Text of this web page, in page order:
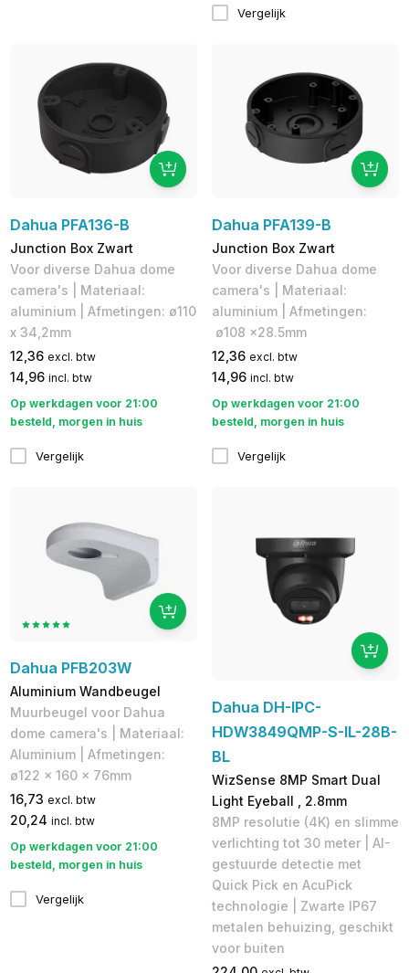
Vergelijk
Dahua PFA136-B
Junction Box Zwart
Voor diverse Dahua dome
camera's | Materiaal:
aluminium | Afmetingen: ø110
x 34,2mm
12,36 excl. btw
14,96 incl. btw
Op werkdagen voor 21:00
besteld, morgen in huis
Vergelijk
Dahua PFA139-B
Junction Box Zwart
Voor diverse Dahua dome
camera's | Materiaal:
aluminium | Afmetingen:​
ø108 x28.5mm
12,36 excl. btw
14,96 incl. btw
Op werkdagen voor 21:00
besteld, morgen in huis
Vergelijk
Dahua PFB203W
Aluminium Wandbeugel
Muurbeugel voor Dahua
dome camera's | Materiaal:
Aluminium | Afmetingen:
ø122 x 160 x 76mm
16,73 excl. btw
20,24 incl. btw
Op werkdagen voor 21:00
besteld, morgen in huis
Vergelijk
Dahua DH-IPC-
HDW3849QMP-S-IL-28B-
BL
WizSense 8MP Smart Dual
Light Eyeball , 2.8mm
8MP resolutie (4K) en slimme
verlichting tot 30 meter | AI-
gestuurde detectie met
Quick Pick en AcuPick
technologie | Zwarte IP67
metalen behuizing, geschikt
voor buiten